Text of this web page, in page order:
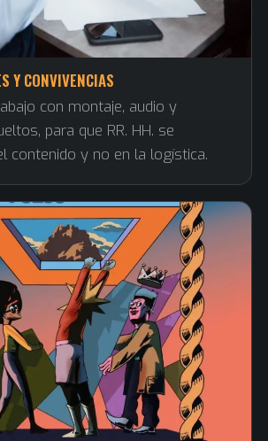
Y CONVIVENCIAS
con montaje, audio y
para que RR. HH. se
contenido y no en la logística.